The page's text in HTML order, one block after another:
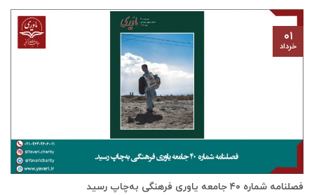
فصلنامه شماره ۴۰ جامعه یاوری فرهنگی به‌چاپ رسید
۰۱
خرداد